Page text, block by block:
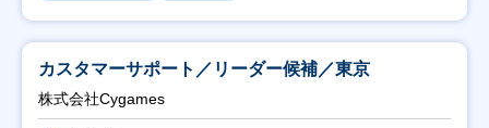
カスタマーサポート／リーダー候補／東京
株式会社Cygames